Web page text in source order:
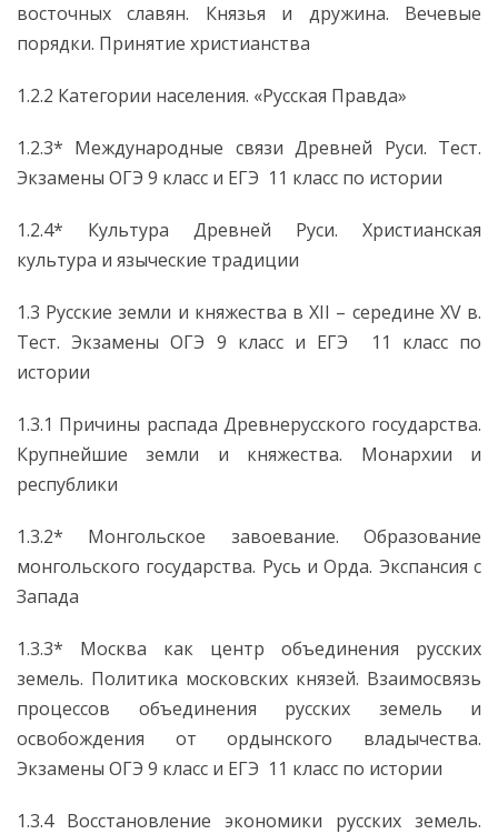
восточных славян. Князья и дружина. Вечевые
порядки. Принятие христианства
1.2.2 Категории населения. «Русская Правда»
1.2.3* Международные связи Древней Руси. Тест.
Экзамены ОГЭ 9 класс и ЕГЭ 11 класс по истории
1.2.4* Культура Древней Руси. Христианская
культура и языческие традиции
1.3 Русские земли и княжества в XII – середине XV в.
Тест. Экзамены ОГЭ 9 класс и ЕГЭ 11 класс по
истории
1.3.1 Причины распада Древнерусского государства.
Крупнейшие земли и княжества. Монархии и
республики
1.3.2* Монгольское завоевание. Образование
монгольского государства. Русь и Орда. Экспансия с
Запада
1.3.3* Москва как центр объединения русских
земель. Политика московских князей. Взаимосвязь
процессов объединения русских земель и
освобождения от ордынского владычества.
Экзамены ОГЭ 9 класс и ЕГЭ 11 класс по истории
1.3.4 Восстановление экономики русских земель.